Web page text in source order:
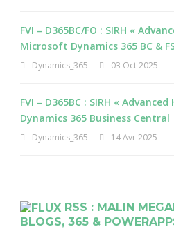
FVI – D365BC/FO : SIRH «
Microsoft Dynamics 365 BC &
Dynamics_365 03 Oct 2025
FVI – D365BC : SIRH «
Dynamics 365 Business Central
Dynamics_365 14 Avr 2025
RSS : MALIN
BLOGS, 365 &